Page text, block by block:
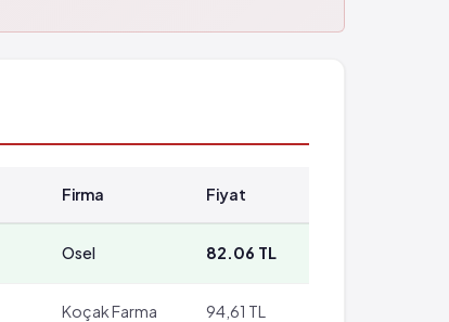
Firma Fiyat
Osel 82.06 TL
Koçak Farma 94,61 TL